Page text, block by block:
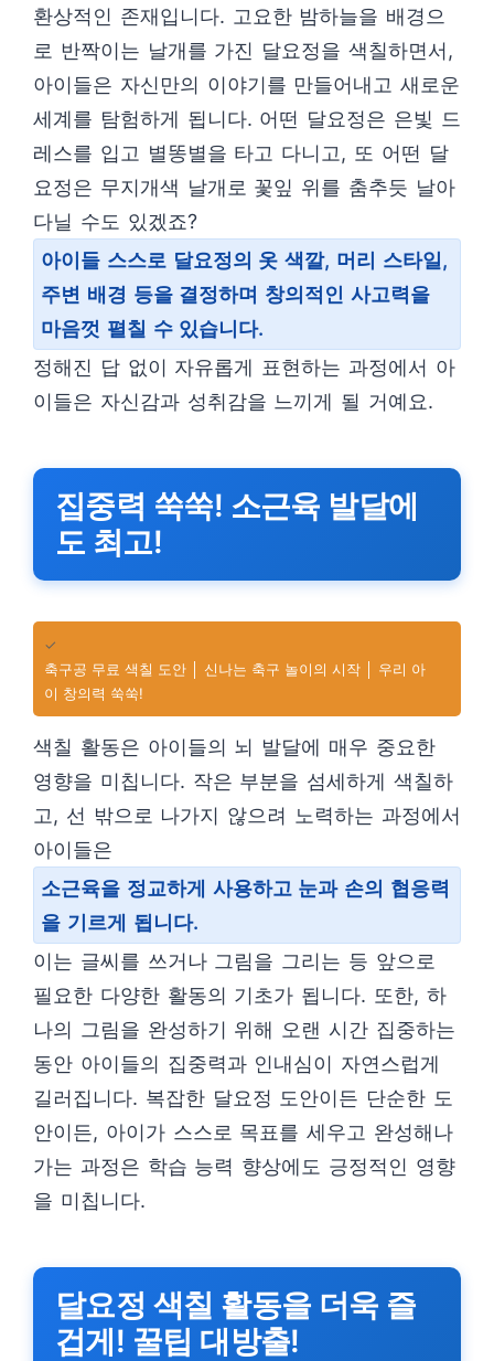
환상적인 존재입니다. 고요한 밤하늘을 배경으
로 반짝이는 날개를 가진 달요정을 색칠하면서,
아이들은 자신만의 이야기를 만들어내고 새로운
세계를 탐험하게 됩니다. 어떤 달요정은 은빛 드
레스를 입고 별똥별을 타고 다니고, 또 어떤 달
요정은 무지개색 날개로 꽃잎 위를 춤추듯 날아
다닐 수도 있겠죠?
아이들 스스로 달요정의 옷 색깔, 머리 스타일,
주변 배경 등을 결정하며 창의적인 사고력을
마음껏 펼칠 수 있습니다.
정해진 답 없이 자유롭게 표현하는 과정에서 아
이들은 자신감과 성취감을 느끼게 될 거예요.
집중력 쑥쑥! 소근육 발달에
도 최고!
✓
축구공 무료 색칠 도안 │ 신나는 축구 놀이의 시작 │ 우리 아
이 창의력 쑥쑥!
색칠 활동은 아이들의 뇌 발달에 매우 중요한
영향을 미칩니다. 작은 부분을 섬세하게 색칠하
고, 선 밖으로 나가지 않으려 노력하는 과정에서
아이들은
소근육을 정교하게 사용하고 눈과 손의 협응력
을 기르게 됩니다.
이는 글씨를 쓰거나 그림을 그리는 등 앞으로
필요한 다양한 활동의 기초가 됩니다. 또한, 하
나의 그림을 완성하기 위해 오랜 시간 집중하는
동안 아이들의 집중력과 인내심이 자연스럽게
길러집니다. 복잡한 달요정 도안이든 단순한 도
안이든, 아이가 스스로 목표를 세우고 완성해나
가는 과정은 학습 능력 향상에도 긍정적인 영향
을 미칩니다.
달요정 색칠 활동을 더욱 즐
겁게! 꿀팁 대방출!